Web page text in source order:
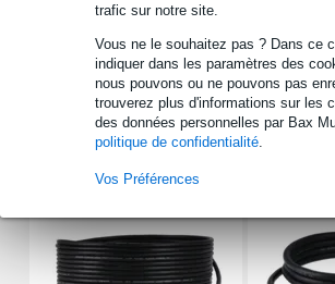
trafic sur notre site.
Vous ne le souhaitez pas ? Dans ce
indiquer dans les paramètres des
nous pouvons ou ne pouvons pas
trouverez plus d'informations sur les
des données personnelles par Bax
politique de confidentialité
Vos Préférences
sac de transport pour CDJ-3000
matériau : polyester
Afficher toutes les caractéristiques du produit
Accessoires (24)